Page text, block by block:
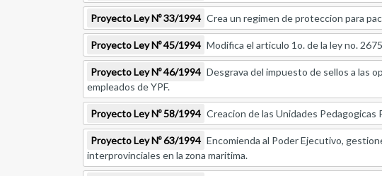
Proyecto Ley Nº 33/1994 Crea un regimen de proteccion para
Proyecto Ley Nº 45/1994 Modifica el articulo 1o. de la ley no.
Proyecto Ley Nº 46/1994 Desgrava del impuesto de sellos a las
empleados de YPF.
Proyecto Ley Nº 58/1994 Creacion de las Unidades Pedagogicas
Proyecto Ley Nº 63/1994 Encomienda al Poder Ejecutivo,
interprovinciales en la zona maritima.